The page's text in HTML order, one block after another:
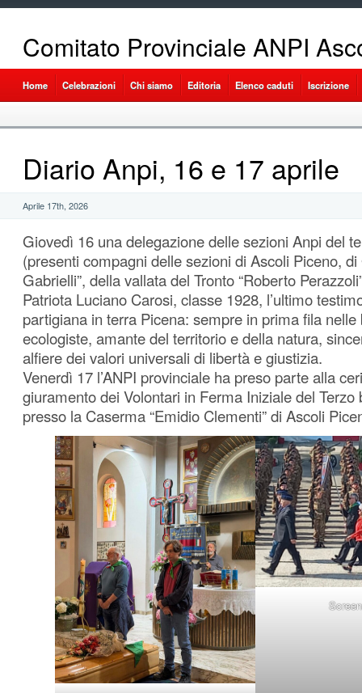
Comitato Provinciale ANPI
Home Celebrazioni Chi siamo Editoria Elenco caduti Iscrizione
Diario Anpi, 16 e 17 aprile
Aprile 17th, 2026
Giovedì 16 una delegazione delle sezioni Anpi del
(presenti compagni delle sezioni di Ascoli Piceno, di
Gabrielli”, della vallata del Tronto “Roberto
Patriota Luciano Carosi, classe 1928, l’ultimo
partigiana in terra Picena: sempre in prima fila nelle
ecologiste, amante del territorio e della natura,
alfiere dei valori universali di libertà e giustizia.
Venerdì 17 l’ANPI provinciale ha preso parte alla
giuramento dei Volontari in Ferma Iniziale del Terzo
presso la Caserma “Emidio Clementi” di Ascoli